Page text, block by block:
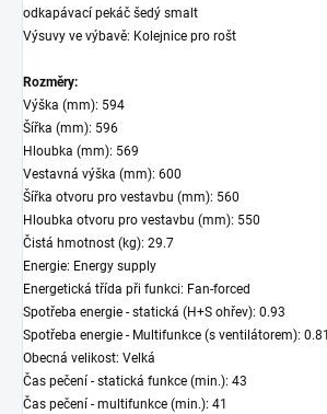
odkapávací pekáč šedý smalt
Výsuvy ve výbavě: Kolejnice pro rošt
Rozměry:
Výška (mm): 594
Šířka (mm): 596
Hloubka (mm): 569
Vestavná výška (mm): 600
Šířka otvoru pro vestavbu (mm): 560
Hloubka otvoru pro vestavbu (mm): 550
Čistá hmotnost (kg): 29.7
Energie: Energy supply
Energetická třída při funkci: Fan-forced
Spotřeba energie - statická (H+S ohřev): 0.93
Spotřeba energie - Multifunkce (s ventilátorem): 0.81
Obecná velikost: Velká
Čas pečení - statická funkce (min.): 43
Čas pečení - multifunkce (min.): 41